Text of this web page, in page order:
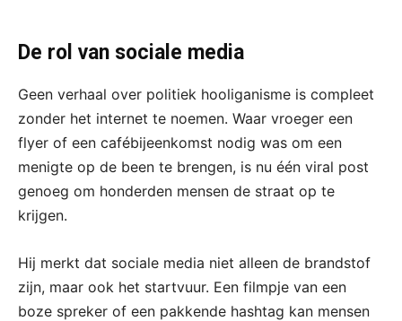
De rol van sociale media
Geen verhaal over politiek hooliganisme is compleet
zonder het internet te noemen. Waar vroeger een
flyer of een cafébijeenkomst nodig was om een
menigte op de been te brengen, is nu één viral post
genoeg om honderden mensen de straat op te
krijgen.
Hij merkt dat sociale media niet alleen de brandstof
zijn, maar ook het startvuur. Een filmpje van een
boze spreker of een pakkende hashtag kan mensen